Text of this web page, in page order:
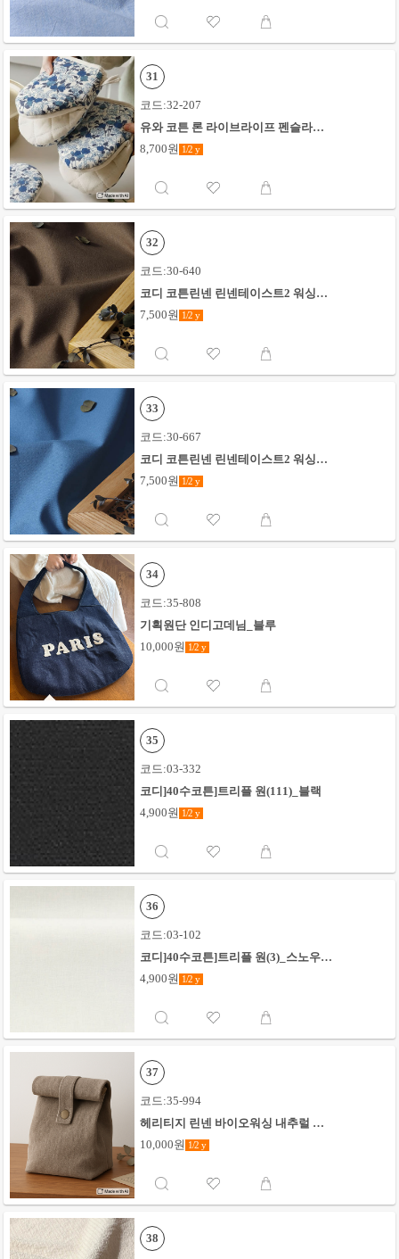
31
코드:32-207
유와 코튼 론 라이브라이프 펜슬라인
8,700원 1/2 y
32
코드:30-640
코디 코튼린넨 린넨테이스트2 워싱무
7,500원 1/2 y
33
코드:30-667
코디 코튼린넨 린넨테이스트2 워싱무
7,500원 1/2 y
34
코드:35-808
기획원단 인디고데님_블루
10,000원 1/2 y
35
코드:03-332
코디]40수코튼]트리플 원(111)_블랙
4,900원 1/2 y
36
코드:03-102
코디]40수코튼]트리플 원(3)_스노우화
4,900원 1/2 y
37
코드:35-994
헤리티지 린넨 바이오워싱 내추럴 무
10,000원 1/2 y
38